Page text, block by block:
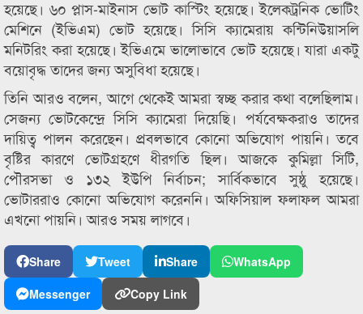
হয়েছে। ৬০ প্লাস-মাইনাস ভোট কাস্টিং হয়েছে। ইলেকট্রনিক ভোটিং
মেশিনে (ইভিএম) ভোট হয়েছে। সিসি ক্যামেরায় কন্টিনিউয়াসলি
মনিটরিং করা হয়েছে। ইভিএমে ভালোভাবে ভোট হয়েছে। যারা একটু
বয়োবৃদ্ধ তাদের জন্য অসুবিধা হয়েছে।
তিনি আরও বলেন, আগে থেকেই আমরা স্বচ্ছ করার কথা বলেছিলাম।
সেজন্য ভোটকেন্দ্রে সিসি ক্যামেরা দিয়েছি। পর্যবেক্ষকরাও তাদের
দায়িত্ব পালন করেছেন। প্রবলভাবে কোনো অভিযোগ পায়নি। তবে
বৃষ্টির কারণে ভোটগ্রহণে ধীরগতি ছিল। আজকে কুমিল্লা সিটি,
পৌরসভা ও ১৩২ ইউপি নির্বাচন; সার্বিকভাবে সুষ্ঠু হয়েছে।
ভোটাররাও কোনো অভিযোগ করেননি। অফিসিয়াল ফলাফল আমরা
এখনো পায়নি। আরও সময় লাগবে।
Share Tweet Share
WhatsApp
Messenger
Copy Link